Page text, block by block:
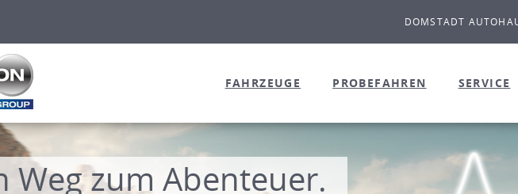
DOMSTADT
FAHRZEUGE PROBEFAHREN SERVICE
EXCLUSIVE CROSS